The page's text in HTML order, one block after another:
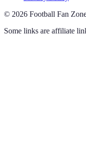
© 2026 Football Fan
Some links are affiliate